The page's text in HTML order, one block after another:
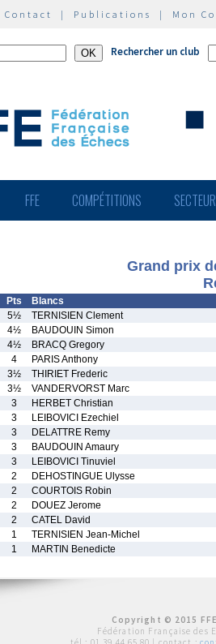
Contact | Publications | Mon
Rechercher un club
FFE COMPÉTITIONS
Grand prix
Pts
Blancs
5½
TERNISIEN Clement
4½
BAUDOUIN Simon
4½
BRACQ Gregory
4
PARIS Anthony
3½
THIRIET Frederic
3½
VANDERVORST Marc
3
HERBET Christian
3
LEIBOVICI Ezechiel
3
DELATTRE Remy
3
BAUDOUIN Amaury
3
LEIBOVICI Tinuviel
2
DEHOSTINGUE Ulysse
2
COURTOIS Robin
2
DOUEZ Jerome
2
CATEL David
1
TERNISIEN Jean-Michel
1 MARTIN Benedicte
Copyright © 2015
Fédération Française des